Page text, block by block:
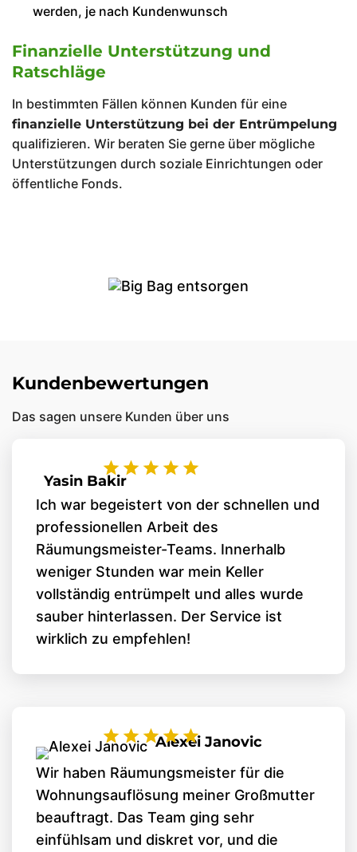
werden, je nach Kundenwunsch
Finanzielle Unterstützung und
Ratschläge
In bestimmten Fällen können Kunden für eine
finanzielle Unterstützung bei der Entrümpelung
qualifizieren. Wir beraten Sie gerne über mögliche
Unterstützungen durch soziale Einrichtungen oder
öffentliche Fonds.
Kundenbewertungen
Das sagen unsere Kunden über uns
Yasin Bakir
Ich war begeistert von der schnellen und
professionellen Arbeit des
Räumungsmeister-Teams. Innerhalb
weniger Stunden war mein Keller
vollständig entrümpelt und alles wurde
sauber hinterlassen. Der Service ist
wirklich zu empfehlen!
Alexei Janovic
Wir haben Räumungsmeister für die
Wohnungsauflösung meiner Großmutter
beauftragt. Das Team ging sehr
einfühlsam und diskret vor, und die